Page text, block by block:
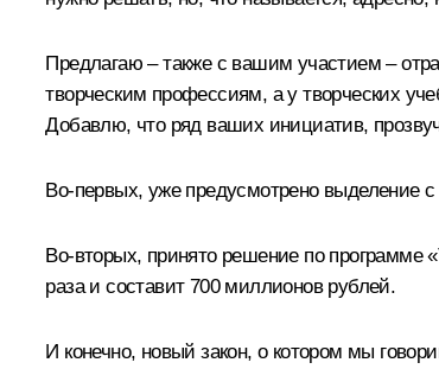
Предлагаю – также с вашим участием –
творческим профессиям, а у творческих
Добавлю, что ряд ваших инициатив,
Во-первых, уже предусмотрено выделение
Во-вторых, принято решение по программе
раза и составит 700 миллионов рублей.
И конечно, новый закон, о котором мы